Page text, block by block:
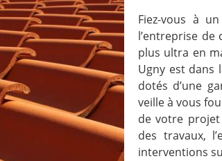
Fiez-vous à
l’entreprise
plus ultra en
Ugny est dans
dotés d’une
veille à vous
de votre
des travaux,
interventions